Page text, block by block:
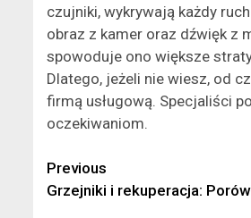
czujniki, wykrywają każdy
obraz z kamer oraz dźwięk z
spowoduje ono większe
Dlatego, jeżeli nie wiesz, od
firmą usługową. Specjaliści
oczekiwaniom.
Continue
Reading
Previous
Grzejniki i rekuperacja: